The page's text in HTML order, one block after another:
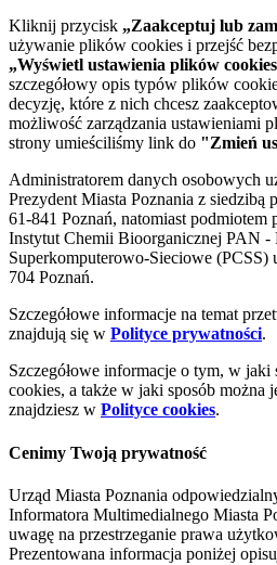
Kliknij przycisk „Zaakceptuj lub
używanie plików cookies i przejść
„Wyświetl ustawienia plików
szczegółowy opis typów plików
decyzję, które z nich chcesz
możliwość zarządzania ustawieniami
strony umieściliśmy link do "Zmień
Administratorem danych osobowych
Prezydent Miasta Poznania z siedzibą
61-841 Poznań, natomiast podmiotem
Instytut Chemii Bioorganicznej PAN -
Superkomputerowo-Sieciowe
704 Poznań.
Szczegółowe informacje na temat
znajdują się w Polityce prywatności.
Szczegółowe informacje o tym, w
cookies, a także w jaki sposób można
znajdziesz w Polityce cookies.
Cenimy Twoją prywatność
Urząd Miasta Poznania
Informatora Multimedialnego Miasta
uwagę na przestrzeganie prawa
Prezentowana informacja poniżej